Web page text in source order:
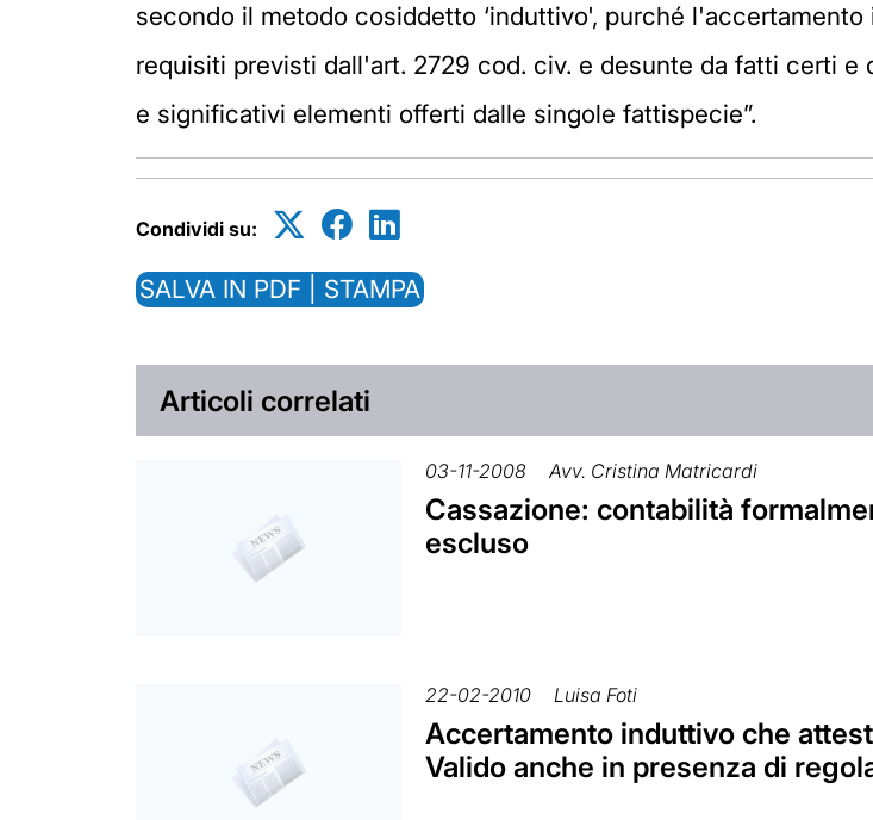
secondo il metodo cosiddetto ‘induttivo', purché
requisiti previsti dall'art. 2729 cod. civ. e desunte da fatti certi
e significativi elementi offerti dalle singole fattispecie”.
Condividi su:
SALVA IN PDF | STAMPA
Articoli correlati
03-11-2008 Avv. Cristina Matricardi
Cassazione: contabilità
escluso
22-02-2010 Luisa Foti
Accertamento induttivo che
Valido anche in presenza di